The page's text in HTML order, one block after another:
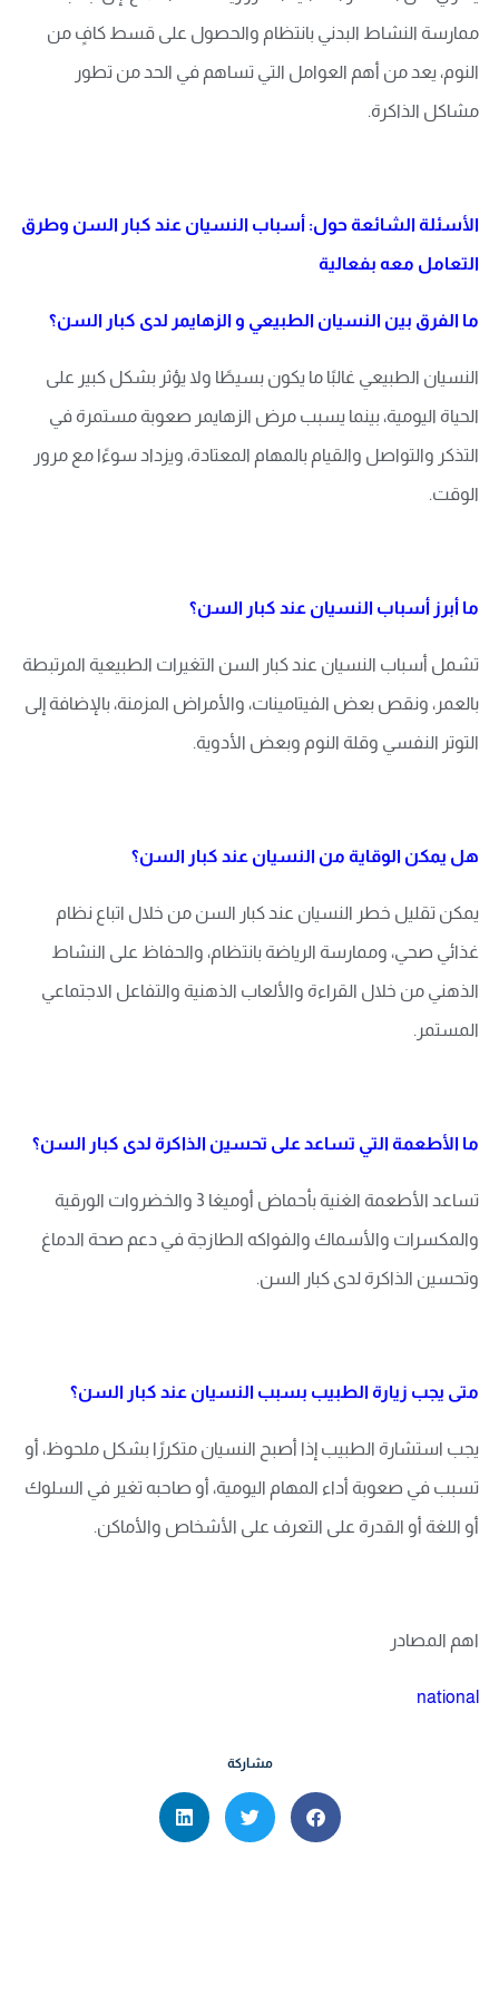
ممارسة النشاط البدني بانتظام والحصول على قسط كافٍ من
النوم، يعد من أهم العوامل التي تساهم في الحد من تطور
مشاكل الذاكرة.
الأسئلة الشائعة حول: أسباب النسيان عند كبار السن وطرق
التعامل معه بفعالية
ما الفرق بين النسيان الطبيعي و الزهايمر لدى كبار السن؟
النسيان الطبيعي غالبًا ما يكون بسيطًا ولا يؤثر بشكل كبير على
الحياة اليومية، بينما يسبب مرض الزهايمر صعوبة مستمرة في
التذكر والتواصل والقيام بالمهام المعتادة، ويزداد سوءًا مع مرور
الوقت.
ما أبرز أسباب النسيان عند كبار السن؟
تشمل أسباب النسيان عند كبار السن التغيرات الطبيعية المرتبطة
بالعمر، ونقص بعض الفيتامينات، والأمراض المزمنة، بالإضافة إلى
التوتر النفسي وقلة النوم وبعض الأدوية.
هل يمكن الوقاية من النسيان عند كبار السن؟
يمكن تقليل خطر النسيان عند كبار السن من خلال اتباع نظام
غذائي صحي، وممارسة الرياضة بانتظام، والحفاظ على النشاط
الذهني من خلال القراءة والألعاب الذهنية والتفاعل الاجتماعي
المستمر.
ما الأطعمة التي تساعد على تحسين الذاكرة لدى كبار السن؟
تساعد الأطعمة الغنية بأحماض أوميغا 3 والخضروات الورقية
والمكسرات والأسماك والفواكه الطازجة في دعم صحة الدماغ
وتحسين الذاكرة لدى كبار السن.
متى يجب زيارة الطبيب بسبب النسيان عند كبار السن؟
يجب استشارة الطبيب إذا أصبح النسيان متكررًا بشكل ملحوظ، أو
تسبب في صعوبة أداء المهام اليومية، أو صاحبه تغير في السلوك
أو اللغة أو القدرة على التعرف على الأشخاص والأماكن.
اهم المصادر
national
مشاركة